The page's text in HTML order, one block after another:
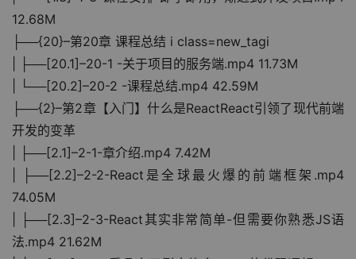
12.68M
├──{20}–第20章 课程总结 i class=new_tagi
| ├──[20.1]–20-1 -关于项目的服务端.mp4 11.73M
| └──[20.2]–20-2 -课程总结.mp4 42.59M
├──{2}–第2章【入门】什么是ReactReact引领了现代前端
开发的变革
| ├──[2.1]–2-1-章介绍.mp4 7.42M
| ├──[2.2]–2-2-React是全球最火爆的前端框架.mp4
74.05M
| ├──[2.3]–2-3-React其实非常简单-但需要你熟悉JS语
法.mp4 21.62M